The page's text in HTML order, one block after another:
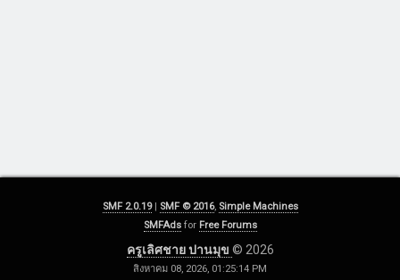
SMF 2.0.19| SMF © 2016, Simple Machines
SMFAdsfor Free Forums
ครูเลิศชาย ปานมุข © 2026
สิงหาคม 08, 2026, 01:25:14 PM